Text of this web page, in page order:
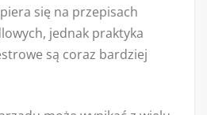
się na przepisach
jednak praktyka
są coraz bardziej